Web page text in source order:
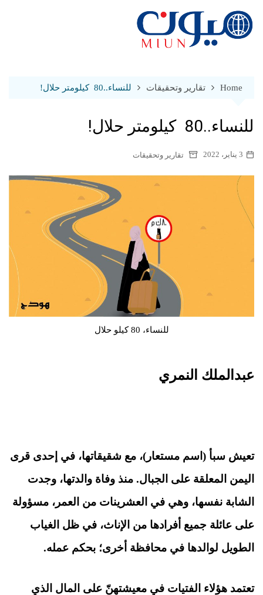
content
Home تقارير وتحقيقات للنساء..80 كيلومتر حلال!
للنساء..80 كيلومتر حلال!
3 يناير، 2022 تقارير وتحقيقات
للنساء، 80 كيلو حلال
عبدالملك النمري
تعيش سبأ (اسم مستعار)، مع شقيقاتها، في إحدى قرى
اليمن المعلقة على الجبال. منذ وفاة والدتها، وجدت
الشابة نفسها، وهي في العشرينات من العمر، مسؤولة
على عائلة جميع أفرادها من الإناث، في ظل الغياب
الطويل لوالدها في محافظة أخرى؛ بحكم عمله.
تعتمد هؤلاء الفتيات في معيشتهنّ على المال الذي